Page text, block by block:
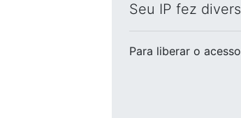
Seu IP fez
Para liberar o acesso